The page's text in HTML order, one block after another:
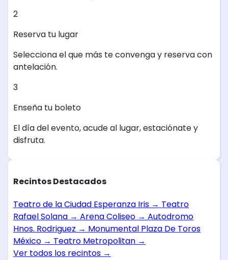
2
Reserva tu lugar
Selecciona el que más te convenga y reserva con
antelación.
3
Enseña tu boleto
El día del evento, acude al lugar, estaciónate y
disfruta.
Recintos Destacados
Teatro de la Ciudad Esperanza Iris → Teatro
Rafael Solana → Arena Coliseo → Autodromo
Hnos. Rodriguez → Monumental Plaza De Toros
México → Teatro Metropolitan →
Ver todos los recintos →